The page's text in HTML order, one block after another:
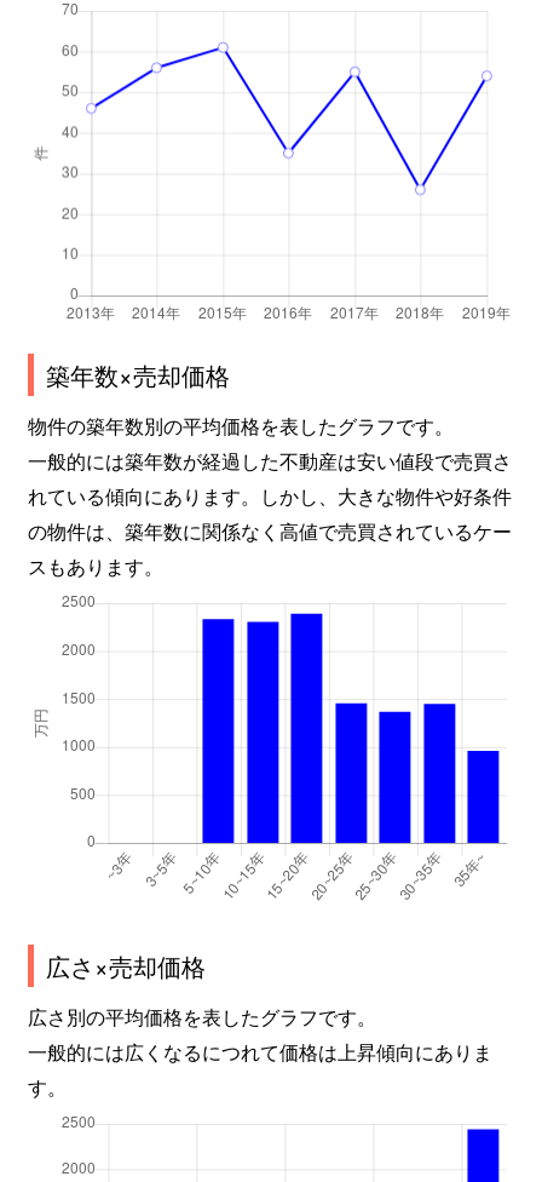
築年数×売却価格
物件の築年数別の平均価格を表したグラフです。
一般的には築年数が経過した不動産は安い値段で売買さ
れている傾向にあります。しかし、大きな物件や好条件
の物件は、築年数に関係なく高値で売買されているケー
スもあります。
広さ×売却価格
広さ別の平均価格を表したグラフです。
一般的には広くなるにつれて価格は上昇傾向にありま
す。